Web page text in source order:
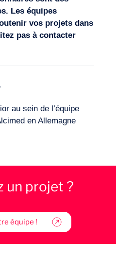
Les équipes
vos projets dans
pas à contacter
au sein de l’équipe
en Allemagne
un projet ?
équipe !